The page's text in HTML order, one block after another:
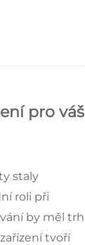
pro váš
staly
roli při
by měl trh
tvoří